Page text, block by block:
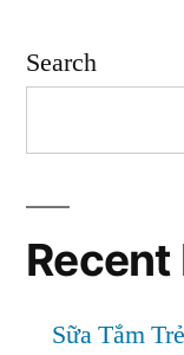
Search
Sữa Tắm